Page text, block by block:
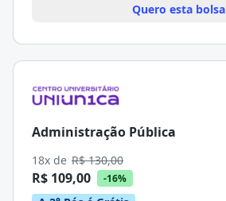
Quero esta bolsa
Administração Pública
18x de R$ 130,00
R$ 109,00 -16%